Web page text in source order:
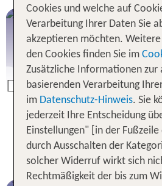
Previous
Fuerteventura
z.B. 1 Woche ab Hamburg
Cookies und welche auf
Verarbeitung Ihrer Daten Sie
akzeptieren möchten.
den Cookies finden Sie im
Zusätzliche Informationen zur
basierenden Verarbeitung
im Datenschutz-Hinweis. Sie
jederzeit Ihre Entscheidung
Einstellungen" [in der Fußzeile
durch Ausschalten der
solcher Widerruf wirkt sich
Rechtmäßigkeit der bis zum